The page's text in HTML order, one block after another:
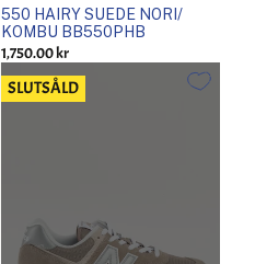
550 HAIRY SUEDE NORI/
KOMBU BB550PHB
1,750.00 kr
SLUTSÅLD